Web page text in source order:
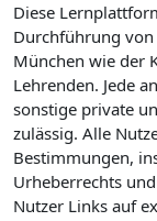
Diese
Durchführung
München wie der
Lehrenden. Jede
sonstige private
zulässig. Alle
Bestimmungen,
Urheberrechts
Nutzer Links auf